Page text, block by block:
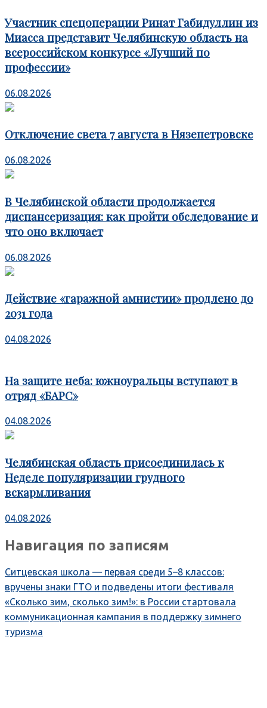
Участник спецоперации Ринат Габидуллин из
Миасса представит Челябинскую область на
всероссийском конкурсе «Лучший по
профессии»
06.08.2026
Отключение света 7 августа в Нязепетровске
06.08.2026
В Челябинской области продолжается
диспансеризация: как пройти обследование и
что оно включает
06.08.2026
Действие «гаражной амнистии» продлено до
2031 года
04.08.2026
На защите неба: южноуральцы вступают в
отряд «БАРС»
04.08.2026
Челябинская область присоединилась к
Неделе популяризации грудного
вскармливания
04.08.2026
Навигация по записям
Ситцевская школа — первая среди 5–8 классов:
вручены знаки ГТО и подведены итоги фестиваля
«Сколько зим, сколько зим!»: в России стартовала
коммуникационная кампания в поддержку зимнего
туризма